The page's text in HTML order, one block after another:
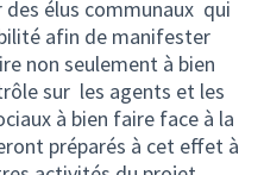
des élus communaux qui
afin de manifester
non seulement à bien
sur les agents et les
à bien faire face à la
préparés à cet effet à